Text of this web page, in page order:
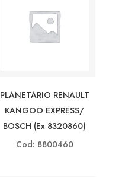
PLANETARIO RENAULT
KANGOO EXPRESS/
BOSCH (ex 8320860)
Cod: 8800460